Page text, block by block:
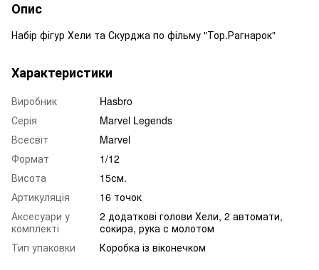
Опис
Набір фігур Хели та Скурджа по фільму "Тор.Рагнарок"
Характеристики
Виробник
Hasbro
Серія
Marvel Legends
Всесвіт
Marvel
Формат
1/12
Висота
15см.
Артикуляція
16 точок
Аксесуари у
комплекті
2 додаткові голови Хели, 2 автомати,
сокира, рука с молотом
Тип упаковки
Коробка із віконечком